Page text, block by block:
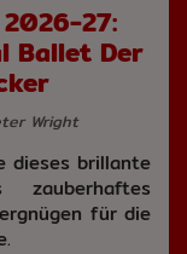
2026-27:
Ballet Der
Wright
dieses brillante
für die